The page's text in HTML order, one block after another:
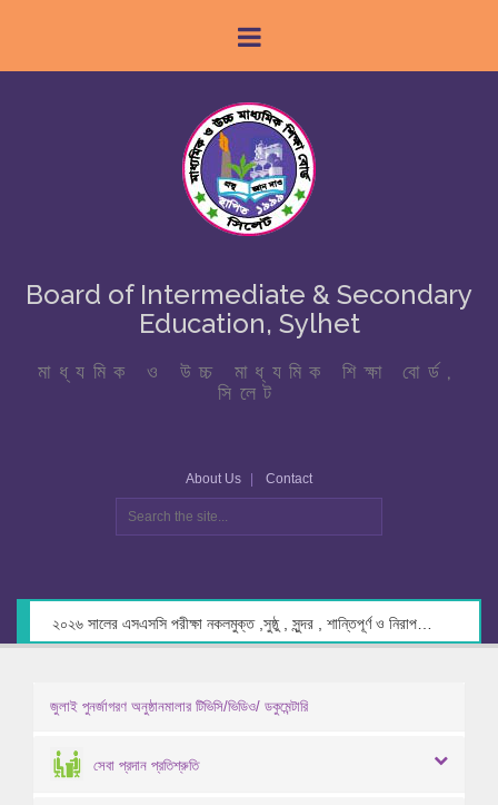
Board of Intermediate & Secondary
Education, Sylhet
মাধ্যমিক ও উচ্চ মাধ্যমিক শিক্ষা বোর্ড,
সিলেট
About Us Contact
জুলাই পুনর্জাগরণ অনুষ্ঠানমালার টিভিসি/ভিডিও/ ডকুমেন্টারি
সেবা প্রদান প্রতিশ্রুতি